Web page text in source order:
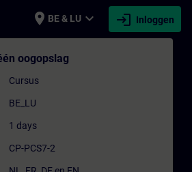
place BE & LU expand_more login Inloggen
| SITRAIN
oogopslag
Cursus
BE_LU
1 days
CP-PCS7-2